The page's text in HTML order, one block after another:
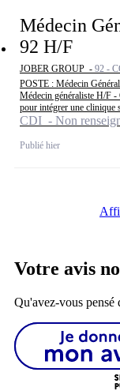
Médecin
92 H/F
JOBER GROUP - 92 -
POSTE : Médecin
Médecin généraliste H/F
pour intégrer une clinique
CDI - Non
Publié hier
Votre avis
Qu'avez-vous pensé